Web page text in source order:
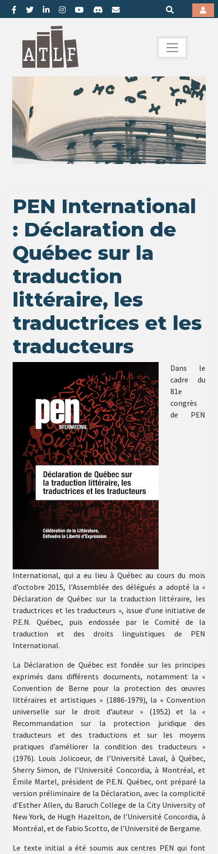
PEN International
: Déclaration de
Québec sur la
traduction
littéraire, les
traductrices et les
traducteurs
Dans le
cadre du
81e
congrès
de PEN
International, qui a eu lieu à Québec au cours du mois
d’octobre 2015, l’Assemblée des délégués a adopté la «
Déclaration de Québec sur la traduction littéraire, les
traductrices et les traducteurs », issue d’une initiative de
P.E.N. Québec, puis endossée par le Comité de la
traduction et des droits linguistiques de PEN
International.
La Déclaration de Québec est fondée sur les principes
exprimés dans différents documents, notamment la «
Convention de Berne pour la protection des œuvres
littéraires et artistiques » (1886-1979), la « Convention
universelle sur le droit d’auteur » (1952) et la «
Recommandation sur la protection juridique des
traducteurs et des traductions et sur les moyens
pratiques d’améliorer la condition des traducteurs »
(1976). Louis Jolicoeur, de l’Université Laval, à Québec,
Sherry Simon, de l’Université Concordia, à Montréal, et
Émile Martel, président de P.E.N. Québec, ont préparé la
version préliminaire de la Déclaration, avec la complicité
d’Esther Allen, du Baruch College de la City University of
New York, de Hugh Hazelton, de l’Université Concordia, à
Montréal, et de Fabio Scotto, de l’Université de Bergame.
Le texte initial a été soumis aux centres PEN qui font